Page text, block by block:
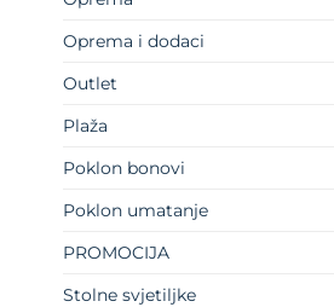
Oprema i dodaci
Outlet
Plaža
Poklon bonovi
Poklon umatanje
PROMOCIJA
Stolne svjetiljke